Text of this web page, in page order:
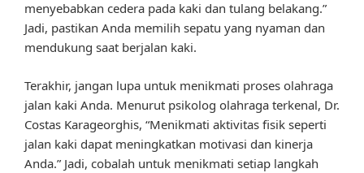
menyebabkan cedera pada kaki dan tulang belakang.”
Jadi, pastikan Anda memilih sepatu yang nyaman dan
mendukung saat berjalan kaki.
Terakhir, jangan lupa untuk menikmati proses olahraga
jalan kaki Anda. Menurut psikolog olahraga terkenal, Dr.
Costas Karageorghis, “Menikmati aktivitas fisik seperti
jalan kaki dapat meningkatkan motivasi dan kinerja
Anda.” Jadi, cobalah untuk menikmati setiap langkah